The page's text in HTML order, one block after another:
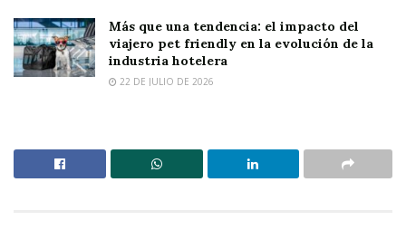
Más que una tendencia: el impacto del
viajero pet friendly en la evolución de la
industria hotelera
22 DE JULIO DE 2026